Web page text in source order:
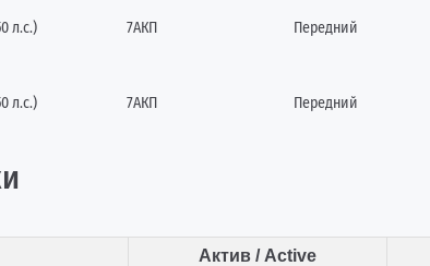
л.с.) 7АКП Передний
л.с.) 7АКП Передний
Актив / Active